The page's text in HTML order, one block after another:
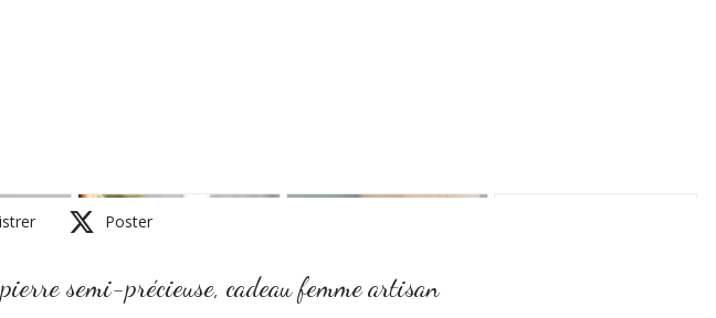
Poster
semi-précieuse, cadeau femme artisan